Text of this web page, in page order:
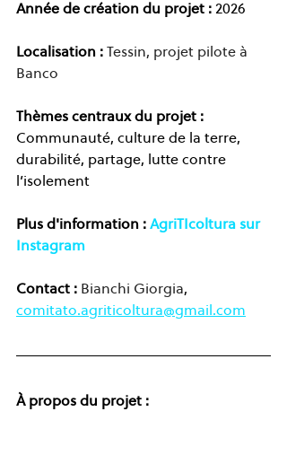
Année de création du projet : 2026
Localisation :Tessin, projet pilote à
Banco
Thèmes centraux du projet :
Communauté, culture de la terre,
durabilité, partage, lutte contre
l’isolement
Plus d'information :AgriTIcoltura sur
Instagram
Contact : Bianchi Giorgia,
comitato.agriticoltura@gmail.com
À propos du projet :